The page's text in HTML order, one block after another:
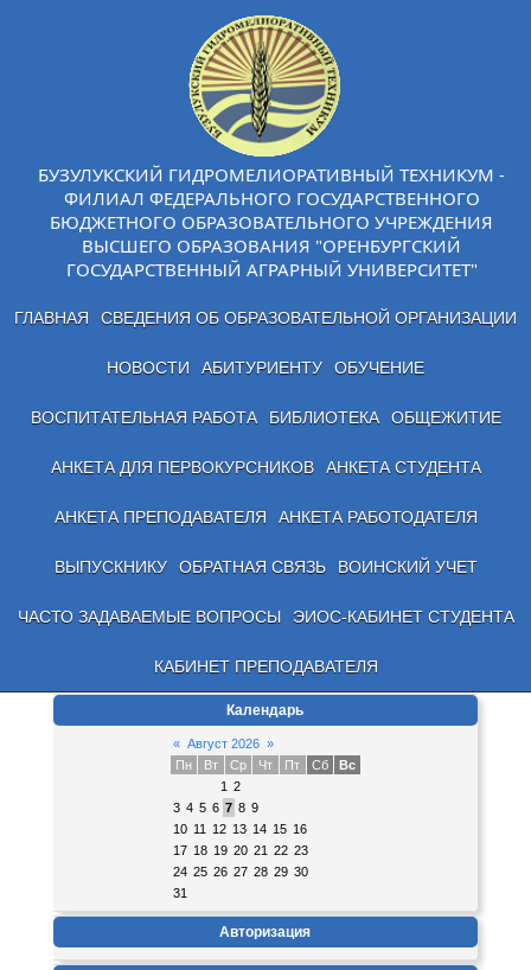
БУЗУЛУКСКИЙ ГИДРОМЕЛИОРАТИВНЫЙ ТЕХНИКУМ -
ФИЛИАЛ ФЕДЕРАЛЬНОГО ГОСУДАРСТВЕННОГО
БЮДЖЕТНОГО ОБРАЗОВАТЕЛЬНОГО УЧРЕЖДЕНИЯ
ВЫСШЕГО ОБРАЗОВАНИЯ "ОРЕНБУРГСКИЙ
ГОСУДАРСТВЕННЫЙ АГРАРНЫЙ УНИВЕРСИТЕТ"
ГЛАВНАЯ СВЕДЕНИЯ ОБ ОБРАЗОВАТЕЛЬНОЙ ОРГАНИЗАЦИИ
НОВОСТИ АБИТУРИЕНТУ ОБУЧЕНИЕ
ВОСПИТАТЕЛЬНАЯ РАБОТА БИБЛИОТЕКА ОБЩЕЖИТИЕ
АНКЕТА ДЛЯ ПЕРВОКУРСНИКОВ АНКЕТА СТУДЕНТА
АНКЕТА ПРЕПОДАВАТЕЛЯ АНКЕТА РАБОТОДАТЕЛЯ
ВЫПУСКНИКУ ОБРАТНАЯ СВЯЗЬ ВОИНСКИЙ УЧЕТ
ЧАСТО ЗАДАВАЕМЫЕ ВОПРОСЫ ЭИОС-КАБИНЕТ СТУДЕНТА
КАБИНЕТ ПРЕПОДАВАТЕЛЯ
Календарь
« Август 2026 »
Пн
Вт Ср Чт Пт Сб
Вс
1 2
3 4 5 6 7 8 9
10 11 12 13 14 15 16
17 18 19 20 21 22 23
24 25 26 27 28 29 30
31
Авторизация